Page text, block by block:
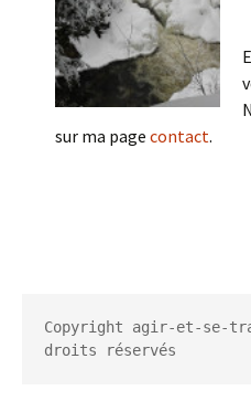
sur ma page contact.
Copyright agir-et-se-
droits réservés